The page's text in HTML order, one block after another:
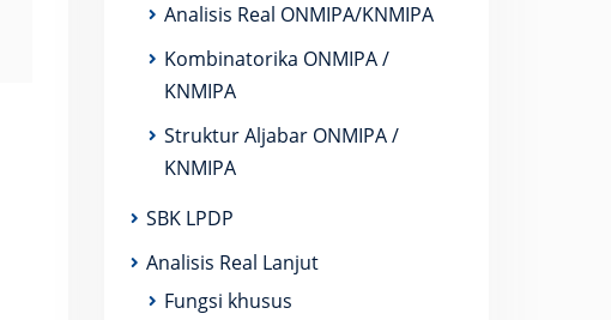
Analisis Real ONMIPA/KNMIPA
Kombinatorika ONMIPA /
KNMIPA
Struktur Aljabar ONMIPA /
KNMIPA
SBK LPDP
Analisis Real Lanjut
Fungsi khusus